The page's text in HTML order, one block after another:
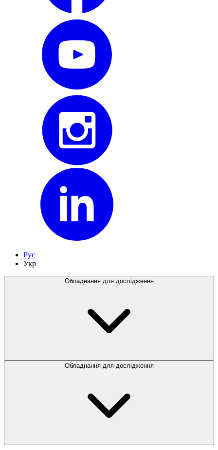
Рус
Укр
Обладнання для дослідження
Обладнання для дослідження